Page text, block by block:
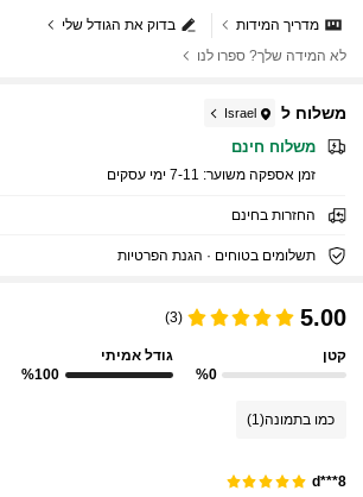
בדוק את הגודל שלי
מדריך המידות
לא המידה שלך? ספרו לנו
משלוח ל Israel
משלוח חינם
זמן אספקה ​​משוער: 7-11 ימי עסקים
החזרות בחינם
תשלומים בטוחים · הגנת הפרטיות
5.00
(3)
קטן
%0
גודל אמיתי
%100
כמו בתמונה(1)
d***8